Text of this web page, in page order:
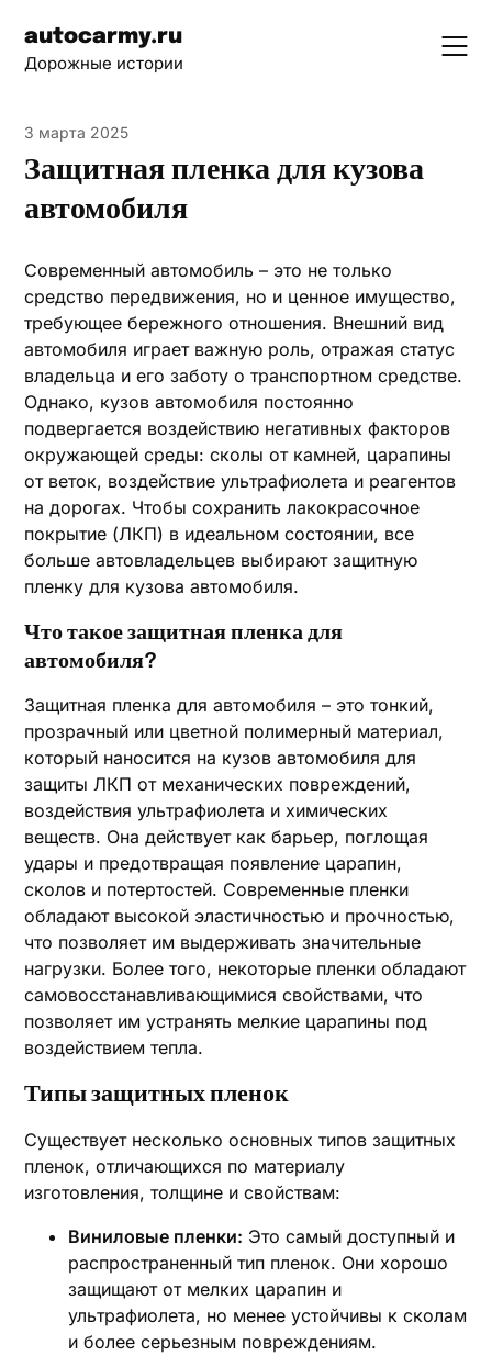
content
autocarmy.ru
Дорожные истории
3 марта 2025
Защитная пленка для кузова
автомобиля
Современный автомобиль – это не только
средство передвижения, но и ценное имущество,
требующее бережного отношения. Внешний вид
автомобиля играет важную роль, отражая статус
владельца и его заботу о транспортном средстве.
Однако, кузов автомобиля постоянно
подвергается воздействию негативных факторов
окружающей среды: сколы от камней, царапины
от веток, воздействие ультрафиолета и реагентов
на дорогах. Чтобы сохранить лакокрасочное
покрытие (ЛКП) в идеальном состоянии, все
больше автовладельцев выбирают защитную
пленку для кузова автомобиля.
Что такое защитная пленка для
автомобиля?
Защитная пленка для автомобиля – это тонкий,
прозрачный или цветной полимерный материал,
который наносится на кузов автомобиля для
защиты ЛКП от механических повреждений,
воздействия ультрафиолета и химических
веществ. Она действует как барьер, поглощая
удары и предотвращая появление царапин,
сколов и потертостей. Современные пленки
обладают высокой эластичностью и прочностью,
что позволяет им выдерживать значительные
нагрузки. Более того, некоторые пленки обладают
самовосстанавливающимися свойствами, что
позволяет им устранять мелкие царапины под
воздействием тепла.
Типы защитных пленок
Существует несколько основных типов защитных
пленок, отличающихся по материалу
изготовления, толщине и свойствам:
Виниловые пленки: Это самый доступный и
распространенный тип пленок. Они хорошо
защищают от мелких царапин и
ультрафиолета, но менее устойчивы к сколам
и более серьезным повреждениям.